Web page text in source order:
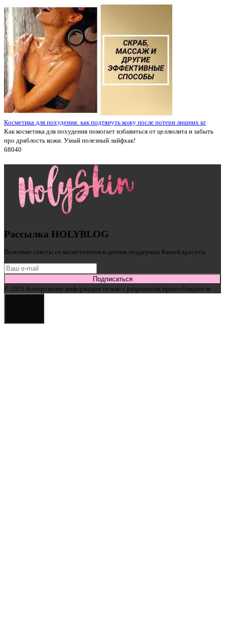
Косметика для похудения: как подтянуть кожу после потери лишних кг
Как косметика для похудения помогает избавиться от целлюлита и забыть
про дряблость кожи. Узнай полезный лайфхак!
68040
Рассылка HOLYBLOG
Полезные советы от косметологов и ценная поддержка Вашей красоты
Подписаться
© 2026 Копирование информации только с разрешения правообладателя